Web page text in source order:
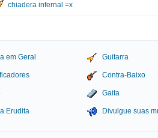
chiadera infernal =x
em Geral Guitarra
Contra-Baixo
Gaita
Erudita Divulgue suas